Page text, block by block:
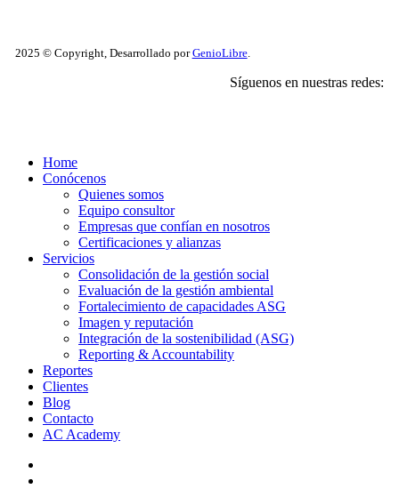
2025 © Copyright, Desarrollado porGenioLibre.
Síguenos en nuestras redes:
Close
Menu
Home
Conócenos
Quienes somos
Equipo consultor
Empresas que confían en nosotros
Certificaciones y alianzas
Servicios
Consolidación de la gestión social
Evaluación de la gestión ambiental
Fortalecimiento de capacidades ASG
Imagen y reputación
Integración de la sostenibilidad (ASG)
Reporting & Accountability
Reportes
Clientes
Blog
Contacto
AC Academy